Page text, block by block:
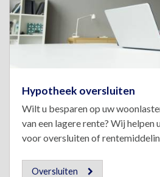
Hypotheek oversluiten
Wilt u besparen op uw
van een lagere rente? Wij helpen
voor oversluiten of
Oversluiten